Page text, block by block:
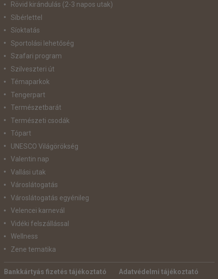
Rövid kirándulás (2-3 napos utak)
Síbérlettel
Síoktatás
Sportolási lehetőség
Szafari program
Szilveszteri út
Témaparkok
Tengerpart
Természetbarát
Természeti csodák
Tópart
UNESCO Világörökség
Valentin nap
Vallási utak
Városlátogatás
Városlátogatás egyénileg
Velencei karnevál
Vidéki felszállással
Wellness
Zene tematika
Bankkártyás fizetés tájékoztató
Adatvédelmi tájékoztató